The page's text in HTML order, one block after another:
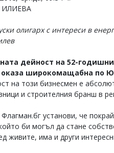
ИЛИЕВА
олигарх с интереси в
дейност на 52-
широкомащабна по
на този бизнесмен е
и строителния бранш в
установи, че
би могъл да стане
живите, има и други